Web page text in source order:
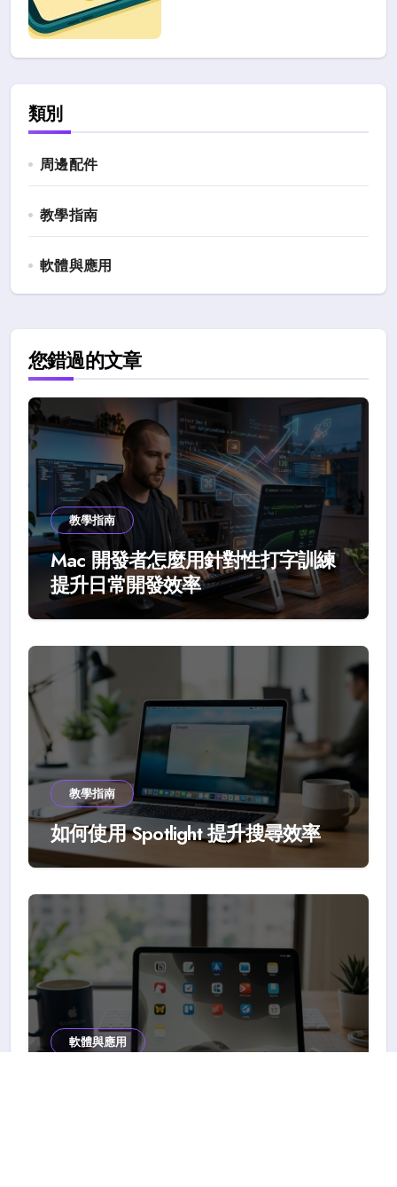
類別
周邊配件
教學指南
軟體與應用
您錯過的文章
教學指南
Mac 開發者怎麼用針對性打字訓練
提升日常開發效率
教學指南
如何使用 Spotlight 提升搜尋效率
軟體與應用